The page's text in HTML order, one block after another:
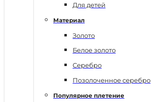
Для детей
Материал
Золото
Белое золото
Серебро
Позолоченное серебро
Популярное плетение